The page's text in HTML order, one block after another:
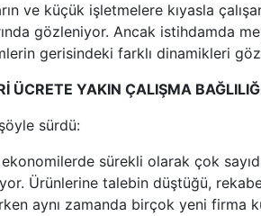
ve küçük işletmelere kıyasla
gözleniyor. Ancak istihdamda
gerisindeki farklı dinamikleri
ÜCRETE YAKIN ÇALIŞMA
sürdü:
ekonomilerde sürekli olarak çok
Ürünlerine talebin düştüğü,
aynı zamanda birçok yeni